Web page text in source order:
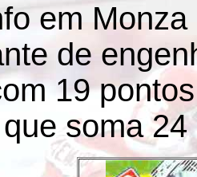
em
de
19
soma